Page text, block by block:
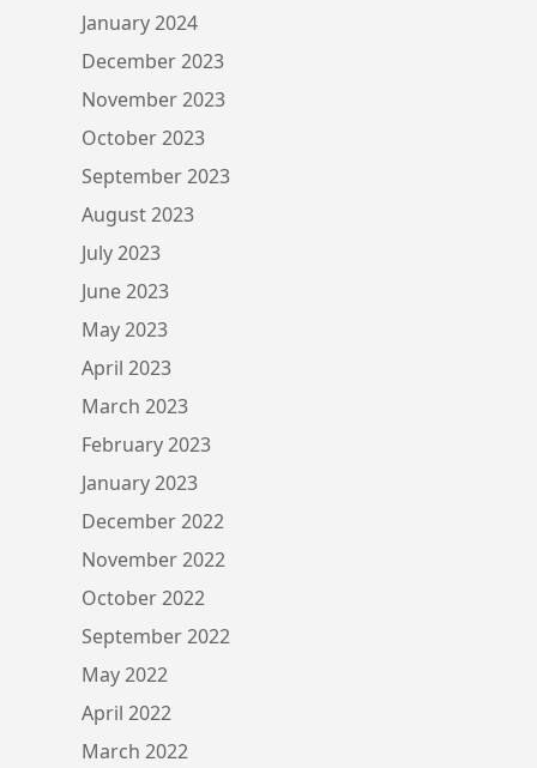
January 2024
December 2023
November 2023
October 2023
September 2023
August 2023
July 2023
June 2023
May 2023
April 2023
March 2023
February 2023
January 2023
December 2022
November 2022
October 2022
September 2022
May 2022
April 2022
March 2022